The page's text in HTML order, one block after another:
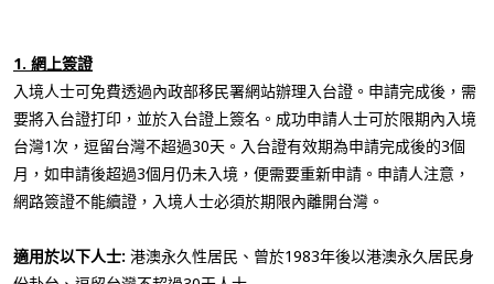
1. 網上簽證
入境人士可免費透過內政部移民署網站辦理入台證。申請完成後，需
要將入台證打印，並於入台證上簽名。成功申請人士可於限期內入境
台灣1次，逗留台灣不超過30天。入台證有效期為申請完成後的3個
月，如申請後超過3個月仍未入境，便需要重新申請。申請人注意，
網路簽證不能續證，入境人士必須於期限內離開台灣。
適用於以下人士: 港澳永久性居民、曾於1983年後以港澳永久居民身